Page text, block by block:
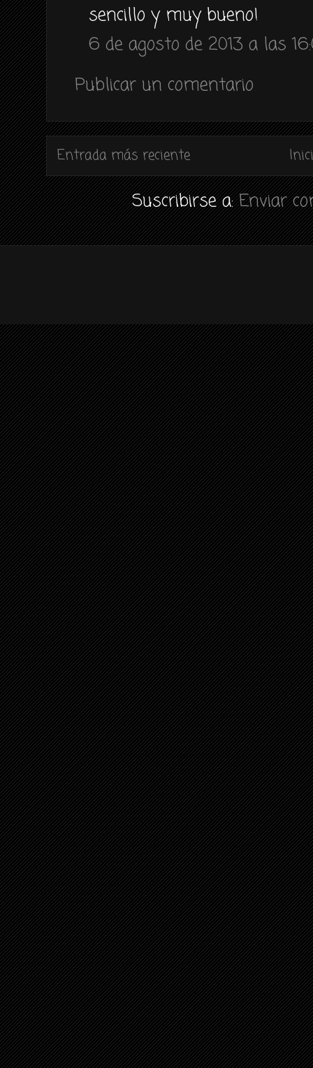
sencillo y muy bueno!
6 de agosto de 2013 a las
Publicar un comentario
Entrada más reciente
Suscribirse a:Enviar